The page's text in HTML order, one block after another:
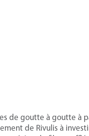
de goutte à goutte à
de Rivulis à